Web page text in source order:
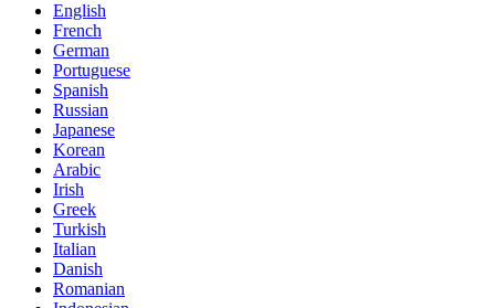
English
French
German
Portuguese
Spanish
Russian
Japanese
Korean
Arabic
Irish
Greek
Turkish
Italian
Danish
Romanian